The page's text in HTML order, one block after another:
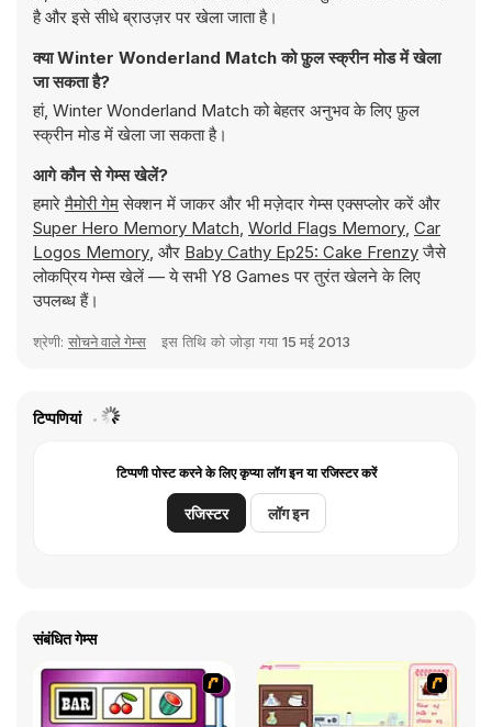
है और इसे सीधे ब्राउज़र पर खेला जाता है।
क्या Winter Wonderland Match को फ़ुल स्क्रीन मोड में खेला
जा सकता है?
हां, Winter Wonderland Match को बेहतर अनुभव के लिए फ़ुल
स्क्रीन मोड में खेला जा सकता है।
आगे कौन से गेम्स खेलें?
हमारेमैमोरी गेमसेक्शन में जाकर और भी मज़ेदार गेम्स एक्सप्लोर करें और
Super Hero Memory Match, World Flags Memory, Car
Logos Memory, और Baby Cathy Ep25: Cake Frenzyजैसे
लोकप्रिय गेम्स खेलें — ये सभी Y8 Games पर तुरंत खेलने के लिए
उपलब्ध हैं।
श्रेणी: सोचने वाले गेम्स इस तिथि को जोड़ा गया 15 मई 2013
टिप्पणियां
टिप्पणी पोस्ट करने के लिए कृप्या लॉग इन या रजिस्टर करें
रजिस्टर लॉग इन
संबंधित गेम्स